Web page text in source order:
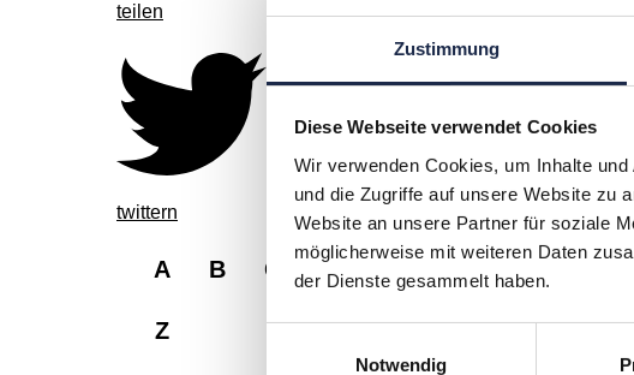
Zustimmung
Diese Webseite verwendet Cookies
Wir verwenden Cookies, um Inhalte
und die Zugriffe auf unsere Website zu
Website an unsere Partner für soziale
möglicherweise mit weiteren Daten
der Dienste gesammelt haben.
Notwendig
teilen
twittern
Weiterentwicklung und End-to-End
verantwortlich. Zu ihren Aufgaben
Director Digital bei der AdTech
verantwortlich.
A B C D E G
Z